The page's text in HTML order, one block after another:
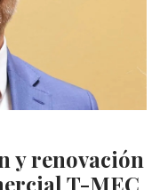
y renovación
T-MEC